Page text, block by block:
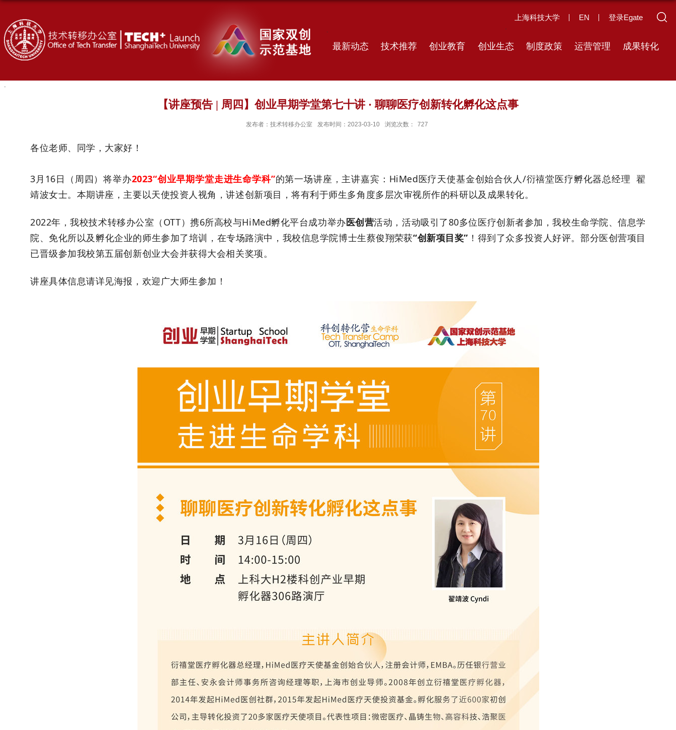
上海科技大学 EN 登录Egate
最新动态 技术推荐 创业教育 创业生态 制度政策 运营管理 成果转化
【讲座预告 | 周四】创业早期学堂第七十讲 · 聊聊医疗创新转化孵化这点事
发布者：技术转移办公室 发布时间：2023-03-10 浏览次数： 727
各位老师、同学，大家好！
3月16日（周四）将举办2023“创业早期学堂走进生命学科”的第一场讲座，主讲嘉宾： HiMed医疗天使基金创始合伙人/衍禧堂医疗孵化器总经理翟
靖波女士。本期讲座，主要以天使投资人视角，讲述创新项目，将有利于师生多角度多层次审视所作的科研以及成果转化。
2022年，我校技术转移办公室（OTT）携6所高校与HiMed孵化平台成功举办医创营活动，活动吸引了80多位医疗创新者参加，我校生命学院、信息学
院、免化所以及孵化企业的师生参加了培训，在专场路演中，我校信息学院博士生蔡俊翔荣获“创新项目奖” ！得到了众多投资人好评。部分医创营项目
已晋级参加我校第五届创新创业大会并获得大会相关奖项。
讲座具体信息请详见海报，欢迎广大师生参加！